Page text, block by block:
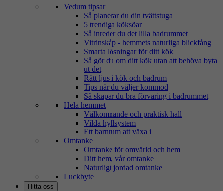
Vedum tipsar
Så planerar du din tvättstuga
5 trendiga köksöar
Så inreder du det lilla badrummet
Vitrinskåp - hemmets naturliga blickfång
Smarta lösningar för ditt kök
Så gör du om ditt kök utan att behöva byta
ut det
Rätt ljus i kök och badrum
Tips när du väljer kommod
Så skapar du bra förvaring i badrummet
Hela hemmet
Välkomnande och praktisk hall
Vilda hyllsystem
Ett barnrum att växa i
Omtanke
Omtanke för omvärld och hem
Ditt hem, vår omtanke
Naturligt jordad omtanke
Luckbyte
Hitta oss